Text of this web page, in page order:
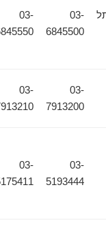
03-
6845500
03-
6845550
03-
7913200
03-
7913210
03-
5193444
03-
5175411